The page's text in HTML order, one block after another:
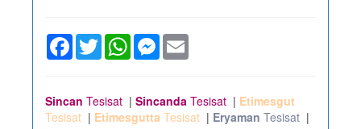
Facebook
TwitterWhatsAppMessenger
Sincan Tesisat | Sincanda Tesisat | Etimesgut
Tesisat | Etimesgutta Tesisat | Eryaman Tesisat |